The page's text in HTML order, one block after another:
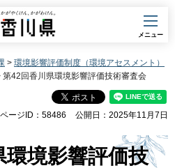
香川県
メニュー
> 環境影響評価制度（環境アセスメント）
第42回香川県環境影響評価技術審査会
ページID：58486 公開日：2025年11月7日
環境影響評価技